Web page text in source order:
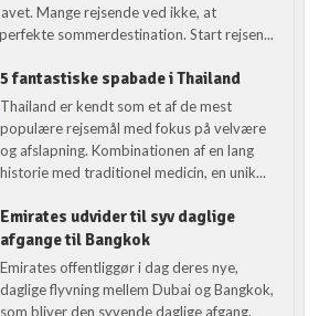
Mange rejsende ved ikke, at
sommerdestination. Start rejsen...
5 fantastiske spabade i Thailand
Thailand er kendt som et af de mest
populære rejsemål med fokus på velvære
og afslapning. Kombinationen af en lang
historie med traditionel medicin, en unik...
Emirates udvider til syv daglige
afgange til Bangkok
Emirates offentliggør i dag deres nye,
daglige flyvning mellem Dubai og Bangkok,
som bliver den syvende daglige afgang.